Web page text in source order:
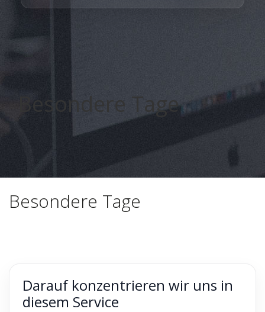
Besondere Tage
Besondere Tage
Darauf konzentrieren wir uns in
diesem Service